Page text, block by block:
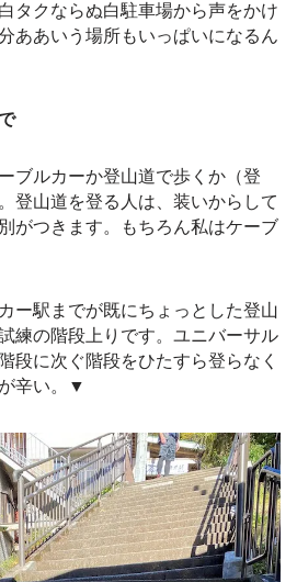
タクならぬ白駐車場から声をかけ
ああいう場所もいっぱいになるん
ブルカーか登山道で歩くか（登
登山道を登る人は、装いからして
がつきます。もちろん私はケーブ
ー駅までが既にちょっとした登山
練の階段上りです。ユニバーサル
段に次ぐ階段をひたすら登らなく
辛い。▼